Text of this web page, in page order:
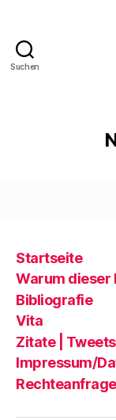
Suchen
Startseite
Warum dieser
Bibliografie
Vita
Zitate | Tweets
Impressum/
Rechteanfrage